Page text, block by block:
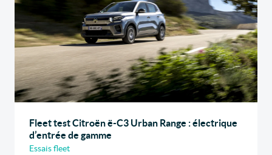
Fleet test Citroën ë-C3 Urban Range : électrique
d’entrée de gamme
Essais fleet